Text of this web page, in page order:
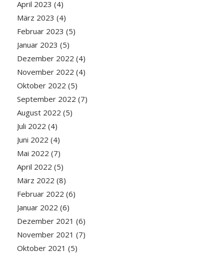
April 2023 (4)
März 2023 (4)
Februar 2023 (5)
Januar 2023 (5)
Dezember 2022 (4)
November 2022 (4)
Oktober 2022 (5)
September 2022 (7)
August 2022 (5)
Juli 2022 (4)
Juni 2022 (4)
Mai 2022 (7)
April 2022 (5)
März 2022 (8)
Februar 2022 (6)
Januar 2022 (6)
Dezember 2021 (6)
November 2021 (7)
Oktober 2021 (5)